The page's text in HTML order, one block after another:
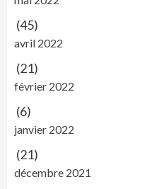
(45)
avril 2022
(21)
février 2022
(6)
janvier 2022
(21)
décembre 2021